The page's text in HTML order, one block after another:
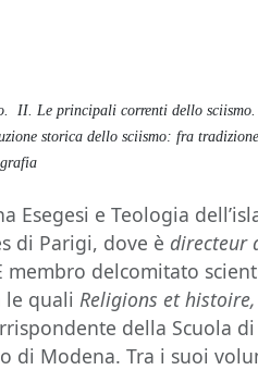
II. Le principali correnti dello sciismo.
storica dello sciismo: fra
Esegesi e Teologia
di Parigi, dove è directeur
membro delcomitato
le qualiReligions et
della Scuola
di Modena. Tra i suoi